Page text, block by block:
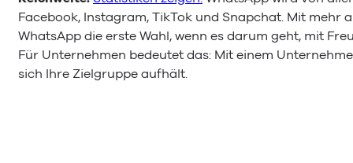
Facebook, Instagram, TikTok und Snapchat. Mit mehr
WhatsApp die erste Wahl, wenn es darum geht, mit
Für Unternehmen bedeutet das: Mit einem
sich Ihre Zielgruppe aufhält.